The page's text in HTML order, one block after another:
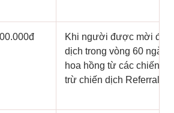
Khi người được mời đạt
dịch trong vòng 60 ngày
hoa hồng từ các chiến
trừ chiến dịch Referral